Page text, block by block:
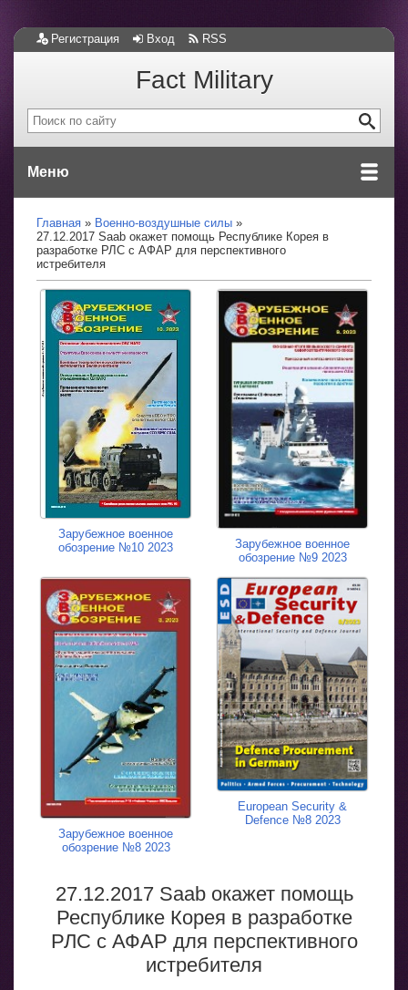
Регистрация Вход RSS
Fact Military
Меню
Главная
Военно-воздушные силы
27.12.2017 Saab окажет помощь Республике Корея в
разработке РЛС с АФАР для перспективного
истребителя
Зарубежное военное
обозрение №10 2023
Зарубежное военное
обозрение №9 2023
Зарубежное военное
обозрение №8 2023
European Security &
Defence №8 2023
27.12.2017 Saab окажет помощь
Республике Корея в разработке
РЛС с АФАР для перспективного
истребителя